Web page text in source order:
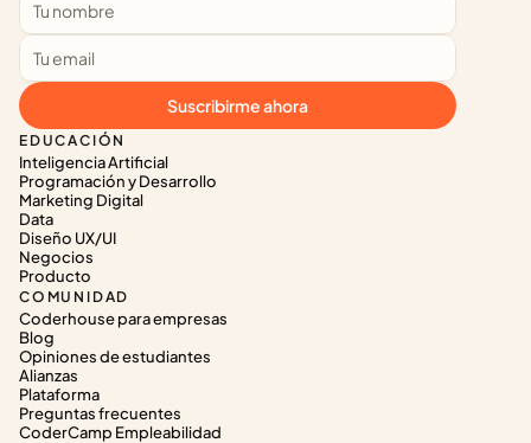
EDUCACIÓN
Inteligencia Artificial
Programación y Desarrollo
Marketing Digital
Data
Diseño UX/UI
Negocios
Producto
COMUNIDAD
Coderhouse para empresas
Blog
Opiniones de estudiantes
Alianzas
Plataforma
Preguntas frecuentes
CoderCamp Empleabilidad
Suscribirme ahora